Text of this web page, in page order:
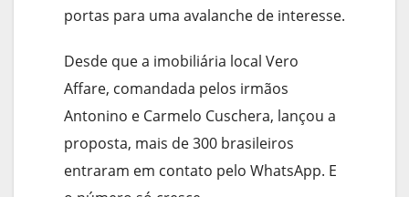
portas para uma avalanche de interesse.
Desde que a imobiliária local Vero
Affare, comandada pelos irmãos
Antonino e Carmelo Cuschera, lançou a
proposta, mais de 300 brasileiros
entraram em contato pelo WhatsApp. E